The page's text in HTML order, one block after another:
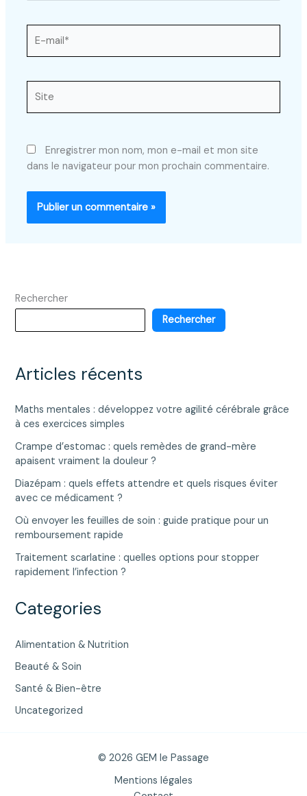
mail*
Enregistrer mon nom, mon e-mail et mon site
dans le navigateur pour mon prochain commentaire.
Rechercher
Rechercher
Articles récents
Maths mentales : développez votre agilité cérébrale grâce
à ces exercices simples
Crampe d’estomac : quels remèdes de grand-mère
apaisent vraiment la douleur ?
Diazépam : quels effets attendre et quels risques éviter
avec ce médicament ?
Où envoyer les feuilles de soin : guide pratique pour un
remboursement rapide
Traitement scarlatine : quelles options pour stopper
rapidement l’infection ?
Categories
Alimentation & Nutrition
Beauté & Soin
Santé & Bien-être
Uncategorized
© 2026 GEM le Passage
Mentions légales